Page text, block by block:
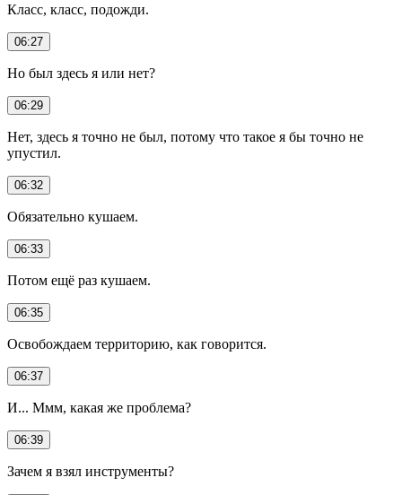
Класс, класс, подожди.
06:27
Но был здесь я или нет?
06:29
Нет, здесь я точно не был, потому что такое я бы точно не
упустил.
06:32
Обязательно кушаем.
06:33
Потом ещё раз кушаем.
06:35
Освобождаем территорию, как говорится.
06:37
И... Ммм, какая же проблема?
06:39
Зачем я взял инструменты?